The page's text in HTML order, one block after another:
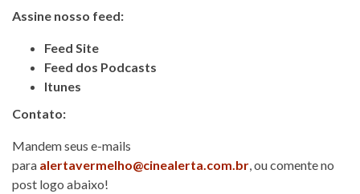
Assine nosso feed:
Feed Site
Feed dos Podcasts
Itunes
Contato:
Mandem seus e-mails
para alertavermelho@cinealerta.com.br , ou comente no
post logo abaixo!